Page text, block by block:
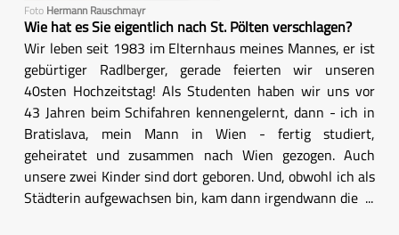
Foto Hermann Rauschmayr
Wie hat es Sie eigentlich nach St. Pölten verschlagen?
Wir leben seit 1983 im Elternhaus meines Mannes, er ist
gebürtiger Radlberger, gerade feierten wir unseren
40sten Hochzeitstag! Als Studenten haben wir uns vor
43 Jahren beim Schifahren kennengelernt, dann - ich in
Bratislava, mein Mann in Wien - fertig studiert,
geheiratet und zusammen nach Wien gezogen. Auch
unsere zwei Kinder sind dort geboren. Und, obwohl ich als
Städterin aufgewachsen bin, kam dann irgendwann die ...